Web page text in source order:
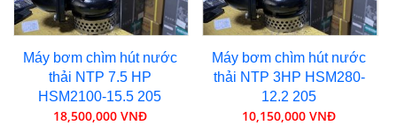
Máy bơm chìm hút nước
thải NTP 7.5 HP
HSM2100-15.5 205
18,500,000 VNĐ
Máy bơm chìm hút nước
thải NTP 3HP HSM280-
12.2 205
10,150,000 VNĐ